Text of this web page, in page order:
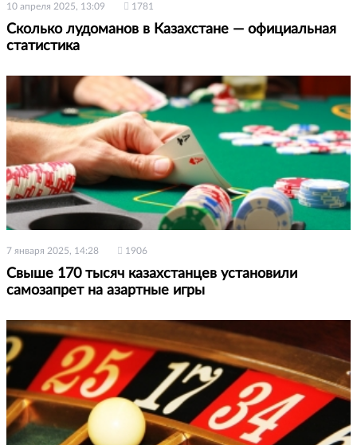
10 апреля 2025, 13:09 1781
Сколько лудоманов в Казахстане — официальная
статистика
7 января 2025, 14:28 1906
Свыше 170 тысяч казахстанцев установили
самозапрет на азартные игры